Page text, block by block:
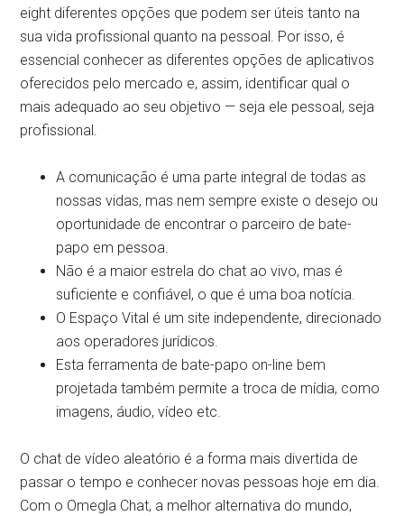
eight diferentes opções que podem ser úteis tanto na
sua vida profissional quanto na pessoal. Por isso, é
essencial conhecer as diferentes opções de aplicativos
oferecidos pelo mercado e, assim, identificar qual o
mais adequado ao seu objetivo — seja ele pessoal, seja
profissional.
A comunicação é uma parte integral de todas as
nossas vidas, mas nem sempre existe o desejo ou
oportunidade de encontrar o parceiro de bate-
papo em pessoa.
Não é a maior estrela do chat ao vivo, mas é
suficiente e confiável, o que é uma boa notícia.
O Espaço Vital é um site independente, direcionado
aos operadores jurídicos.
Esta ferramenta de bate-papo on-line bem
projetada também permite a troca de mídia, como
imagens, áudio, vídeo etc.
O chat de vídeo aleatório é a forma mais divertida de
passar o tempo e conhecer novas pessoas hoje em dia.
Com o Omegla Chat, a melhor alternativa do mundo,